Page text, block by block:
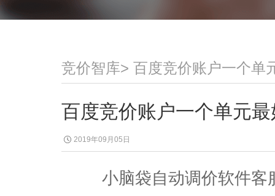
竞价智库> 百度竞价账户一个单
百度竞价账户一个单元
2019年09月05日
小脑袋自动调价软件客